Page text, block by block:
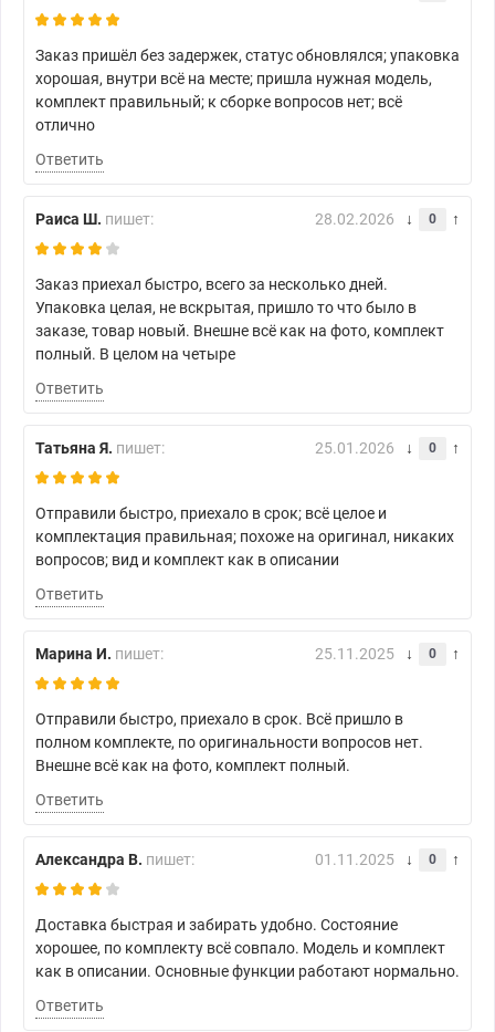
Заказ пришёл без задержек, статус обновлялся; упаковка
хорошая, внутри всё на месте; пришла нужная модель,
комплект правильный; к сборке вопросов нет; всё
отлично
Ответить
Раиса Ш. пишет: 28.02.2026 0
Заказ приехал быстро, всего за несколько дней.
Упаковка целая, не вскрытая, пришло то что было в
заказе, товар новый. Внешне всё как на фото, комплект
полный. В целом на четыре
Ответить
Татьяна Я. пишет: 25.01.2026 0
Отправили быстро, приехало в срок; всё целое и
комплектация правильная; похоже на оригинал, никаких
вопросов; вид и комплект как в описании
Ответить
Марина И. пишет: 25.11.2025 0
Отправили быстро, приехало в срок. Всё пришло в
полном комплекте, по оригинальности вопросов нет.
Внешне всё как на фото, комплект полный.
Ответить
Александра В. пишет: 01.11.2025 0
Доставка быстрая и забирать удобно. Состояние
хорошее, по комплекту всё совпало. Модель и комплект
как в описании. Основные функции работают нормально.
Ответить